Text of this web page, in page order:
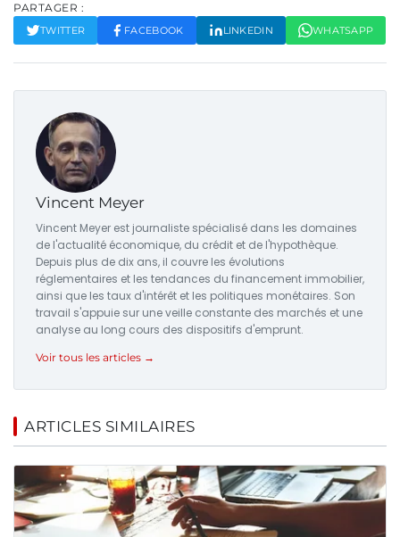
PARTAGER :
TWITTER FACEBOOK LINKEDIN WHATSAPP
Vincent Meyer
Vincent Meyer est journaliste spécialisé dans les domaines
de l'actualité économique, du crédit et de l'hypothèque.
Depuis plus de dix ans, il couvre les évolutions
réglementaires et les tendances du financement immobilier,
ainsi que les taux d'intérêt et les politiques monétaires. Son
travail s'appuie sur une veille constante des marchés et une
analyse au long cours des dispositifs d'emprunt.
Voir tous les articles →
ARTICLES SIMILAIRES